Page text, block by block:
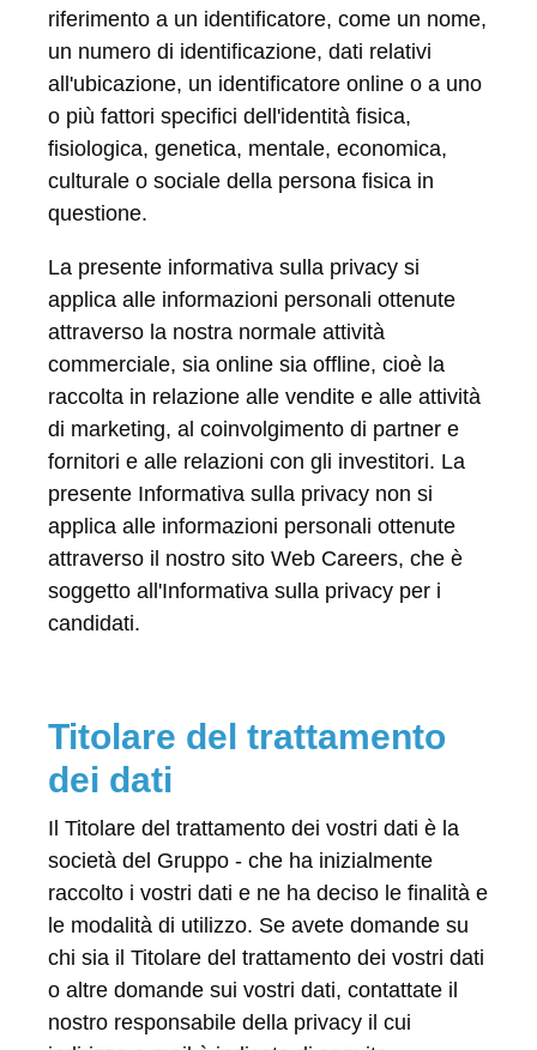
riferimento a un identificatore, come un nome,
un numero di identificazione, dati relativi
all'ubicazione, un identificatore online o a uno
o più fattori specifici dell'identità fisica,
fisiologica, genetica, mentale, economica,
culturale o sociale della persona fisica in
questione.
La presente informativa sulla privacy si
applica alle informazioni personali ottenute
attraverso la nostra normale attività
commerciale, sia online sia offline, cioè la
raccolta in relazione alle vendite e alle attività
di marketing, al coinvolgimento di partner e
fornitori e alle relazioni con gli investitori. La
presente Informativa sulla privacy non si
applica alle informazioni personali ottenute
attraverso il nostro sito Web Careers, che è
soggetto all'Informativa sulla privacy per i
candidati.
Titolare del trattamento
dei dati
Il Titolare del trattamento dei vostri dati è la
società del Gruppo - che ha inizialmente
raccolto i vostri dati e ne ha deciso le finalità e
le modalità di utilizzo. Se avete domande su
chi sia il Titolare del trattamento dei vostri dati
o altre domande sui vostri dati, contattate il
nostro responsabile della privacy il cui